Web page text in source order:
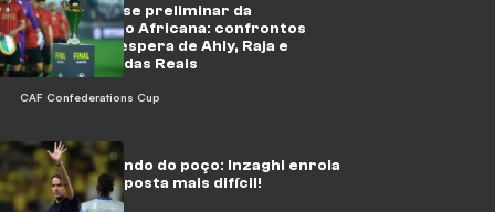
CAF Confederations Cup
Sorteio da fase preliminar da
Confederação Africana: confrontos
acessíveis à espera de Ahly, Raja e
Forças Armadas Reais
Do topo ao fundo do poço: Inzaghi enrola
o Al-Hilal na aposta mais difícil!